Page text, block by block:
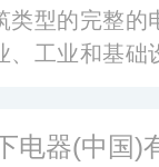
类型的完整的
、工业和基础
销售团队，运
电器(中国)